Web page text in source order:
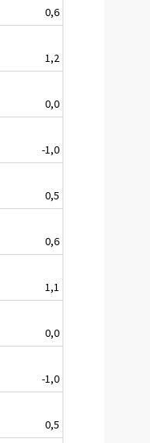
0,6
1,2
0,0
-1,0
0,5
0,6
1,1
0,0
-1,0
0,5